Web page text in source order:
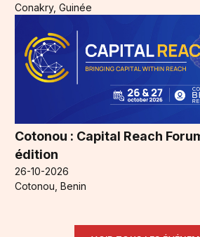
Conakry, Guinée
Cotonou : Capital Reach
édition
26-10-2026
Cotonou, Benin